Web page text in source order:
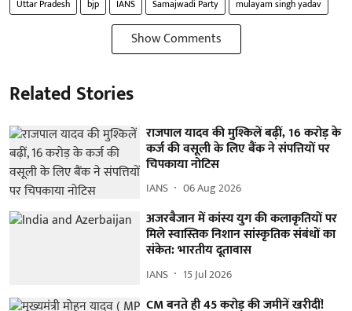
Uttar Pradesh bjp IANS Samajwadi Party mulayam singh yadav
Show Comments
Related Stories
राजपाल यादव की मुश्किलें बढ़ीं, 16 करोड़ के
कर्ज की वसूली के लिए बैंक ने संपत्तियों पर
चिपकाया नोटिस
IANS 06 Aug 2026
अजरबैजान में कांस्य युग की कलाकृतियों पर
मिले स्वास्तिक निशान सांस्कृतिक संबंधों का
संकेत: भारतीय दूतावास
IANS 15 Jul 2026
CM बनते ही 45 करोड़ की जमीनें खरीदीं!